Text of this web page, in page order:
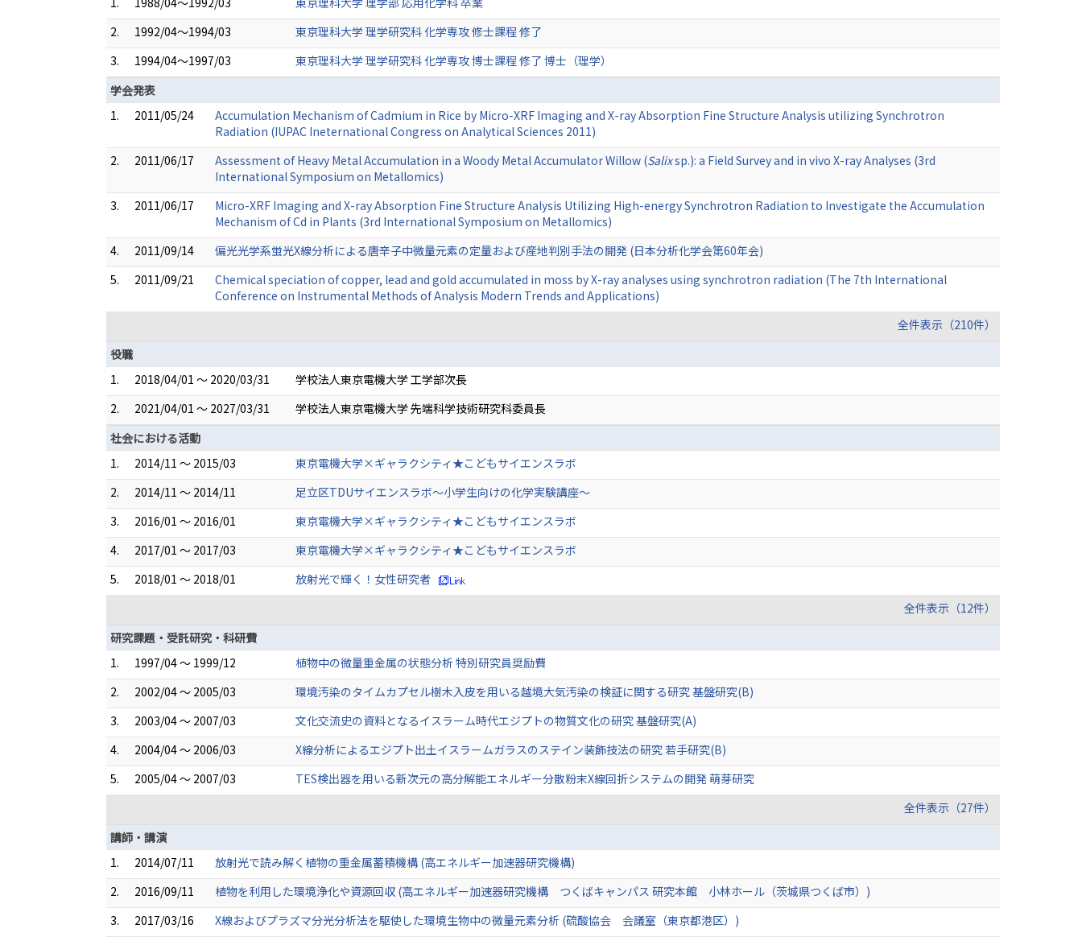
2.
1992/04～1994/03
東京理科大学 理学研究科 化学専攻 修士課程 修了
3.
1994/04～1997/03
東京理科大学 理学研究科 化学専攻 博士課程 修了 博士（理学）
学会発表
1.
2011/05/24
Accumulation Mechanism of Cadmium in Rice by Micro-XRF Imaging and X-ray Absorption Fine Structure Analysis utilizing Synchrotron
Radiation (IUPAC Ineternational Congress on Analytical Sciences 2011)
2.
2011/06/17 Assessment of Heavy Metal Accumulation in a Woody Metal Accumulator Willow (Salixsp.): a Field Survey and in vivo X-ray Analyses (3rd
International Symposium on Metallomics)
3.
2011/06/17
Micro-XRF Imaging and X-ray Absorption Fine Structure Analysis Utilizing High-energy Synchrotron Radiation to Investigate the Accumulation
Mechanism of Cd in Plants (3rd International Symposium on Metallomics)
4.
2011/09/14
偏光光学系蛍光X線分析による唐辛子中微量元素の定量および産地判別手法の開発 (日本分析化学会第60年会)
5.
2011/09/21
Chemical speciation of copper, lead and gold accumulated in moss by X-ray analyses using synchrotron radiation (The 7th International
Conference on Instrumental Methods of Analysis Modern Trends and Applications)
全件表示（210件）
役職
1.
2018/04/01 ～ 2020/03/31
学校法人東京電機大学 工学部次長
2.
2021/04/01 ～ 2027/03/31
学校法人東京電機大学 先端科学技術研究科委員長
社会における活動
1.
2014/11 ～ 2015/03
東京電機大学×ギャラクシティ★こどもサイエンスラボ
2.
2014/11 ～ 2014/11
足立区TDUサイエンスラボ～小学生向けの化学実験講座～
3.
2016/01 ～ 2016/01
東京電機大学×ギャラクシティ★こどもサイエンスラボ
4.
2017/01 ～ 2017/03
東京電機大学×ギャラクシティ★こどもサイエンスラボ
5.
2018/01 ～ 2018/01
放射光で輝く！女性研究者
全件表示（12件）
研究課題・受託研究・科研費
1.
1997/04 ～ 1999/12
植物中の微量重金属の状態分析 特別研究員奨励費
2.
2002/04 ～ 2005/03
環境汚染のタイムカプセル樹木入皮を用いる越境大気汚染の検証に関する研究 基盤研究(B)
3.
2003/04 ～ 2007/03
文化交流史の資料となるイスラーム時代エジプトの物質文化の研究 基盤研究(A)
4.
2004/04 ～ 2006/03
X線分析によるエジプト出土イスラームガラスのステイン装飾技法の研究 若手研究(B)
5.
2005/04 ～ 2007/03
TES検出器を用いる新次元の高分解能エネルギー分散粉末X線回折システムの開発 萌芽研究
全件表示（27件）
講師・講演
1.
2014/07/11
放射光で読み解く植物の重金属蓄積機構 (高エネルギー加速器研究機構)
2.
2016/09/11
植物を利用した環境浄化や資源回収 (高エネルギー加速器研究機構 つくばキャンパス 研究本館 小林ホール（茨城県つくば市）)
3.
2017/03/16
X線およびプラズマ分光分析法を駆使した環境生物中の微量元素分析 (硫酸協会 会議室（東京都港区）)